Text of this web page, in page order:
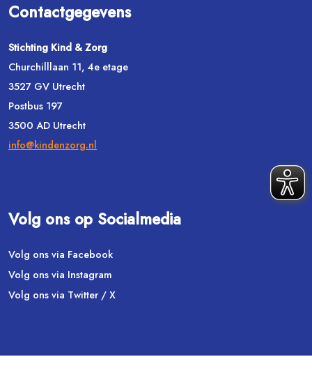
Contactgegevens
Stichting Kind & Zorg
Churchilllaan 11, 4e etage
3527 GV Utrecht
Postbus 197
3500 AD Utrecht
info@kindenzorg.nl
Volg ons op Socialmedia
Volg ons via Facebook
Volg ons via Instagram
Volg ons via Twitter / X